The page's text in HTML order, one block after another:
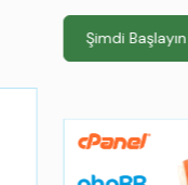
Şimdi Başlayın